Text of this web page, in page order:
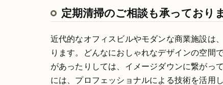
定期清掃のご相談も承っており
近代的なオフィスビルやモダンな商業施設は
ります。どんなにおしゃれなデザインの空間
があったりしては、イメージダウンに繋がっ
には、プロフェッショナルによる技術を活用